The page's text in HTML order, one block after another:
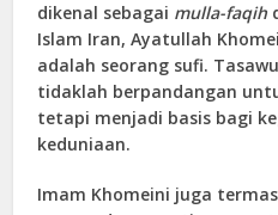
dikenal sebagai mulla-faqih
Islam Iran, Ayatullah
adalah seorang sufi.
tidaklah berpandangan
tetapi menjadi basis bagi
keduniaan.
Imam Khomeini juga